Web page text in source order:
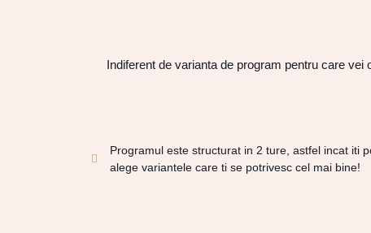
Indiferent de varianta de program pentru care
Programul este structurat in 2 ture, astfel incat iti
alege variantele care ti se potrivesc cel mai bine!